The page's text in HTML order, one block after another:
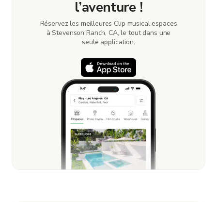
l’aventure !
Réservez les meilleures Clip musical espaces
à Stevenson Ranch, CA, le tout dans une
seule application.